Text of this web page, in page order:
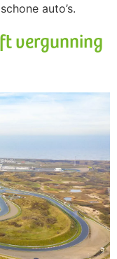
auto’s.
vergunning